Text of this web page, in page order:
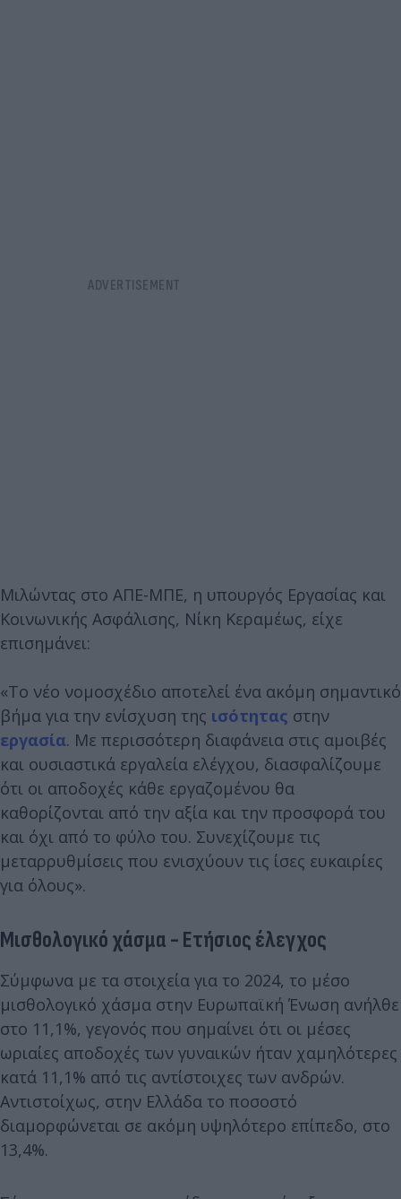
Μιλώντας στο ΑΠΕ-ΜΠΕ, η υπουργός Εργασίας και
Κοινωνικής Ασφάλισης, Νίκη Κεραμέως, είχε
επισημάνει:
«Το νέο νομοσχέδιο αποτελεί ένα ακόμη σημαντικό
βήμα για την ενίσχυση της ισότητας στην
εργασία. Με περισσότερη διαφάνεια στις αμοιβές
και ουσιαστικά εργαλεία ελέγχου, διασφαλίζουμε
ότι οι αποδοχές κάθε εργαζομένου θα
καθορίζονται από την αξία και την προσφορά του
και όχι από το φύλο του. Συνεχίζουμε τις
μεταρρυθμίσεις που ενισχύουν τις ίσες ευκαιρίες
για όλους».
Μισθολογικό χάσμα - Ετήσιος έλεγχος
Σύμφωνα με τα στοιχεία για το 2024, το μέσο
μισθολογικό χάσμα στην Ευρωπαϊκή Ένωση ανήλθε
στο 11,1%, γεγονός που σημαίνει ότι οι μέσες
ωριαίες αποδοχές των γυναικών ήταν χαμηλότερες
κατά 11,1% από τις αντίστοιχες των ανδρών.
Αντιστοίχως, στην Ελλάδα το ποσοστό
διαμορφώνεται σε ακόμη υψηλότερο επίπεδο, στο
13,4%.